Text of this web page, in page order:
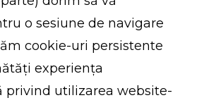
o sesiune de navigare
cookie-uri persistente
experiența
privind utilizarea website-